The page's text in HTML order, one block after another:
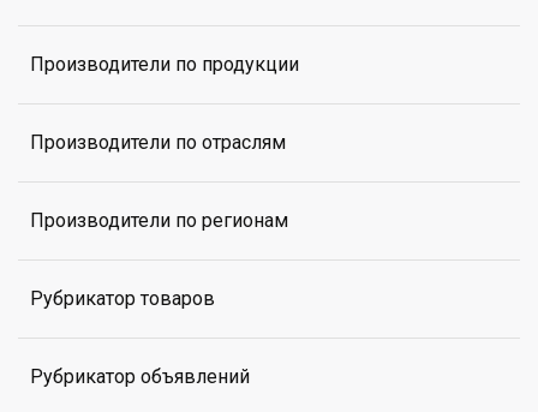
Производители по продукции
Производители по отраслям
Производители по регионам
Рубрикатор товаров
Рубрикатор объявлений